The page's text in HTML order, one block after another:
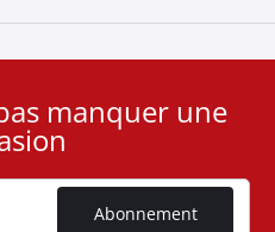
manquer une
Abonnement